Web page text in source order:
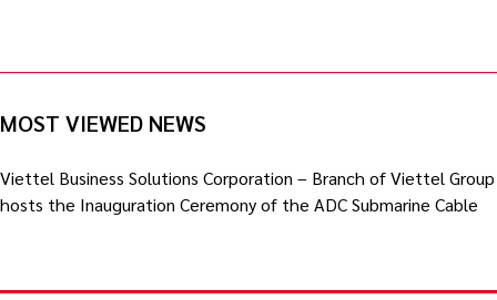
MOST VIEWED NEWS
Viettel Business Solutions Corporation – Branch of Viettel Group
hosts the Inauguration Ceremony of the ADC Submarine Cable